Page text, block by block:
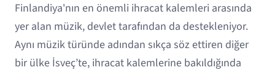
Finlandiya'nın en önemli ihracat kalemleri arasında
yer alan müzik, devlet tarafından da destekleniyor.
Aynı müzik türünde adından sıkça söz ettiren diğer
bir ülke İsveç’te, ihracat kalemlerine bakıldığında